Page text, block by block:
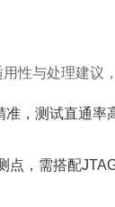
性与处理建议
，测试直通
，需搭配